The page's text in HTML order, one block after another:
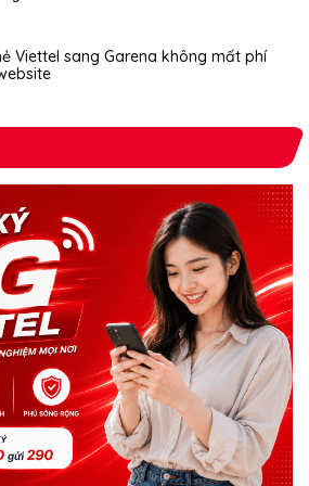
Viettel sang Garena không mất phí